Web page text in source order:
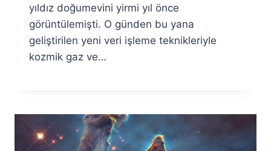
yıldız doğumevini yirmi yıl önce
görüntülemişti. O günden bu yana
geliştirilen yeni veri işleme teknikleriyle
kozmik gaz ve…